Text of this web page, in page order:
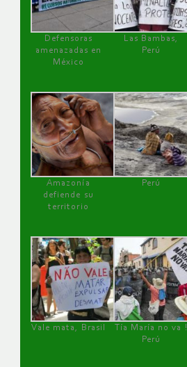
Defensoras
amenazadas en
México
Las Bambas,
Perú
Amazonía
defiende su
territorio
Perú
Vale mata, Brasil
Tía María no va !
Perú